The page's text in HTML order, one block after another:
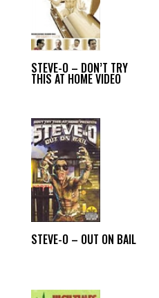
STEVE-O – DON’T TRY
THIS AT HOME VIDEO
STEVE-O – OUT ON BAIL